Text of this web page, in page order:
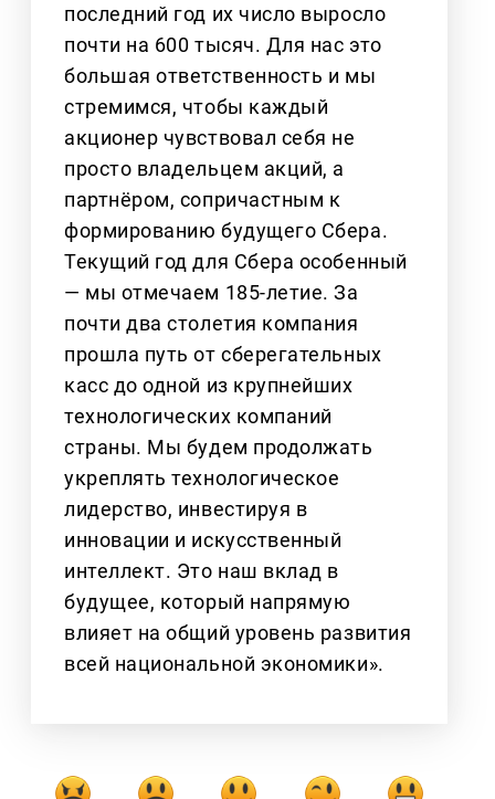
последний год их число выросло
почти на 600 тысяч. Для нас это
большая ответственность и мы
стремимся, чтобы каждый
акционер чувствовал себя не
просто владельцем акций, а
партнёром, сопричастным к
формированию будущего Сбера.
Текущий год для Сбера особенный
— мы отмечаем 185-летие. За
почти два столетия компания
прошла путь от сберегательных
касс до одной из крупнейших
технологических компаний
страны. Мы будем продолжать
укреплять технологическое
лидерство, инвестируя в
инновации и искусственный
интеллект. Это наш вклад в
будущее, который напрямую
влияет на общий уровень развития
всей национальной экономики».